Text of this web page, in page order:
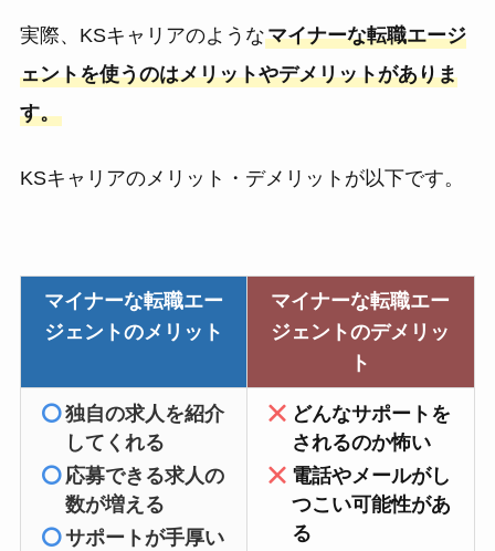
実際、KSキャリアのようなマイナーな転職エージ
ェントを使うのはメリットやデメリットがありま
す。
KSキャリアのメリット・デメリットが以下です。
マイナーな転職エー
ジェントのメリット
マイナーな転職エー
ジェントのデメリッ
ト
独自の求人を紹介
してくれる
応募できる求人の
数が増える
サポートが手厚い
どんなサポートを
されるのか怖い
電話やメールがし
つこい可能性があ
る